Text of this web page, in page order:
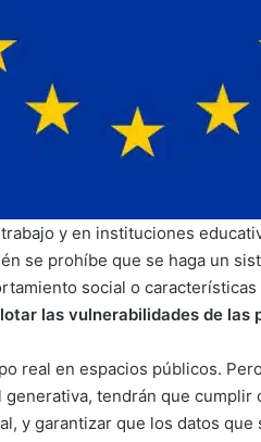
y en instituciones
se prohíbe que se haga un
social o
las vulnerabilidades de las
real en espacios públicos. Pero
tendrán que
y garantizar que los datos